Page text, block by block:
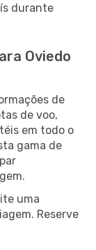
durante
Oviedo
de
de voo,
em todo o
gama de
uma
Reserve